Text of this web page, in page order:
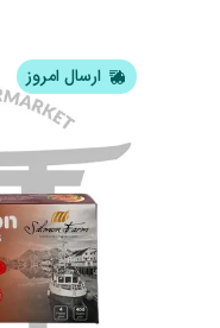
ارسال امروز